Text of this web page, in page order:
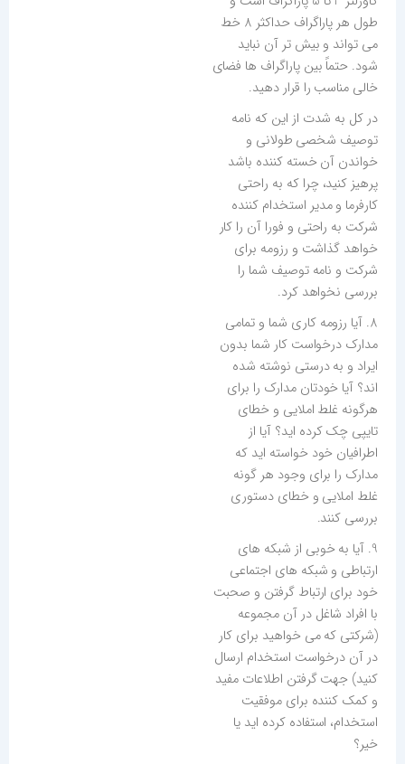
طول هر پاراگراف حداکثر 8 خط
می تواند و بیش تر آن نباید
شود. حتماً بین پاراگراف ها فضای
خالی مناسب را قرار دهید.
در کل به شدت از این که نامه
توصیف شخصی طولانی و
خواندن آن خسته کننده باشد
پرهیز کنید، چرا که به راحتی
کارفرما و مدیر استخدام کننده
شرکت به راحتی و فورا آن را کار
خواهد گذاشت و رزومه برای
شرکت و نامه توصیف شما را
بررسی نخواهد کرد.
8. آیا رزومه کاری شما و تمامی
مدارک درخواست کار شما بدون
ایراد و به درستی نوشته شده
اند؟ آیا خودتان مدارک را برای
هرگونه غلط املایی و خطای
تایپی چک کرده اید؟ آیا از
اطرافیان خود خواسته اید که
مدارک را برای وجود هر گونه
غلط املایی و خطای دستوری
بررسی کنند.
9. آیا به خوبی از شبکه های
ارتباطی و شبکه های اجتماعی
خود برای ارتباط گرفتن و صحبت
با افراد شاغل در آن مجموعه
(شرکتی که می خواهید برای کار
در آن درخواست استخدام ارسال
کنید) جهت گرفتن اطلاعات مفید
و کمک کننده برای موفقیت
استخدام، استفاده کرده اید یا
خیر؟